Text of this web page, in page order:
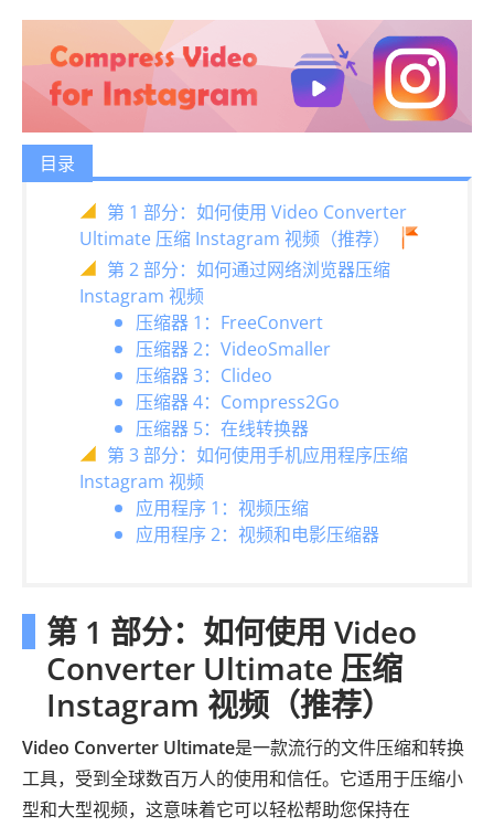
目录
第 1 部分：如何使用 Video Converter
Ultimate 压缩 Instagram 视频（推荐）
第 2 部分：如何通过网络浏览器压缩
Instagram 视频
压缩器 1：FreeConvert
压缩器 2：VideoSmaller
压缩器 3：Clideo
压缩器 4：Compress2Go
压缩器 5：在线转换器
第 3 部分：如何使用手机应用程序压缩
Instagram 视频
应用程序 1：视频压缩
应用程序 2：视频和电影压缩器
第 1 部分：如何使用 Video
Converter Ultimate 压缩
Instagram 视频（推荐）
Video Converter Ultimate是一款流行的文件压缩和转换
工具，受到全球数百万人的使用和信任。它适用于压缩小
型和大型视频，这意味着它可以轻松帮助您保持在